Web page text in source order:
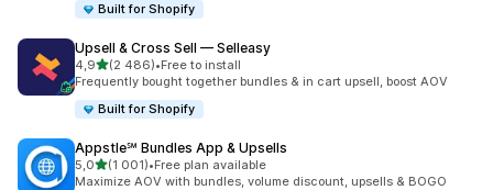
Built for Shopify
Upsell & Cross Sell — Selleasy
4,9av 5 stjerner
(2 486)
Totalt 2486 omtaler
•Free to install
Frequently bought together bundles & in cart upsell, boost AOV
Built for Shopify
Appstle℠ Bundles App & Upsells
5,0av 5 stjerner
(1 001)
Totalt 1001 omtaler
•Free plan available
Maximize AOV with bundles, volume discount, upsells & BOGO